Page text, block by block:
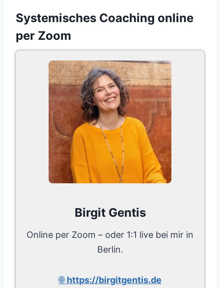
Systemisches Coaching online
per Zoom
Birgit Gentis
Online per Zoom – oder 1:1 live bei mir in
Berlin.
🌐https://birgitgentis.de